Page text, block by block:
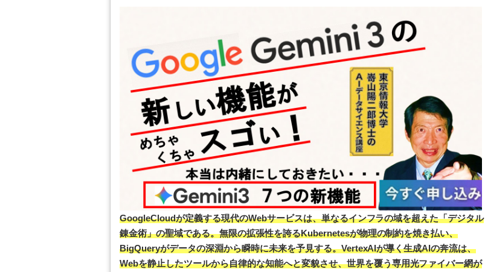
GoogleCloudが定義する現代のWebサービスは、単なるインフラの域を超えた「デジタル
錬金術」の聖域である。無限の拡張性を誇るKubernetesが物理の制約を焼き払い、
BigQueryがデータの深淵から瞬時に未来を予見する。VertexAIが導く生成AIの奔流は、
Webを静止したツールから自律的な知能へと変貌させ、世界を覆う専用光ファイバー網が